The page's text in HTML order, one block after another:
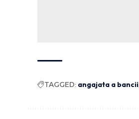
TAGGED: angajata a bancii